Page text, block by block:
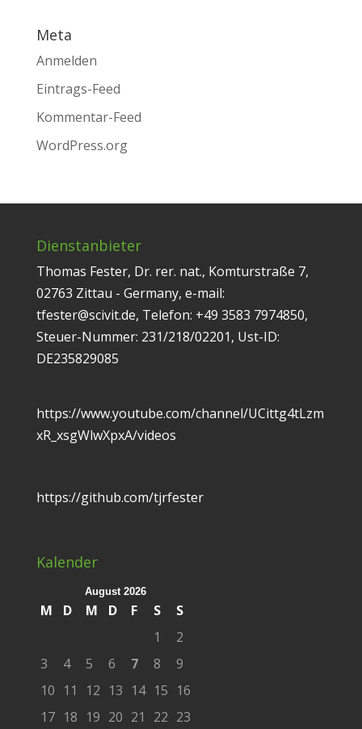
Meta
Anmelden
Eintrags-Feed
Kommentar-Feed
WordPress.org
Dienstanbieter
Thomas Fester, Dr. rer. nat., Komturstraße 7,
02763 Zittau - Germany, e-mail:
tfester@scivit.de, Telefon: +49 3583 7974850,
Steuer-Nummer: 231/218/02201, Ust-ID:
DE235829085
https://www.youtube.com/channel/UCittg4tLzm
xR_xsgWlwXpxA/videos
https://github.com/tjrfester
Kalender
August 2026
M D M D F S
S
1
2
3
4 5 6 7 8
9
10 11 12 13 14 15 16
17 18 19 20 21 22 23